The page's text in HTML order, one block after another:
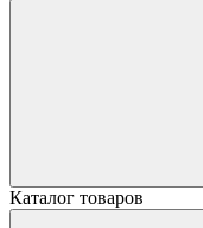
Каталог товаров